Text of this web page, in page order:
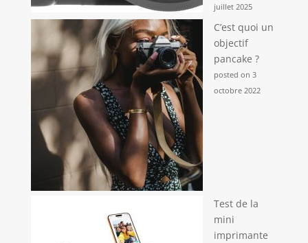
juillet 2025
C’est quoi un
objectif
pancake ?
posted on 3
octobre 2022
Test de la
mini
imprimante